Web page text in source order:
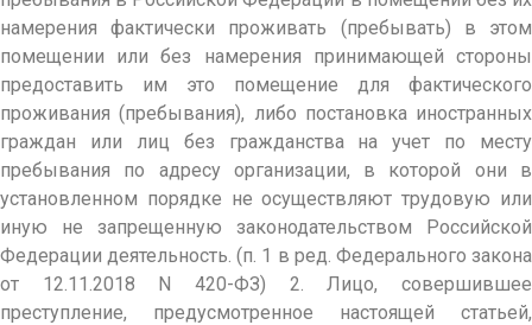
намерения фактически проживать (пребывать) в этом
помещении или без намерения принимающей стороны
предоставить им это помещение для фактического
проживания (пребывания), либо постановка иностранных
граждан или лиц без гражданства на учет по месту
пребывания по адресу организации, в которой они в
установленном порядке не осуществляют трудовую или
иную не запрещенную законодательством Российской
Федерации деятельность. (п. 1 в ред. Федерального закона
от 12.11.2018 N 420-ФЗ) 2. Лицо, совершившее
преступление, предусмотренное настоящей статьей,